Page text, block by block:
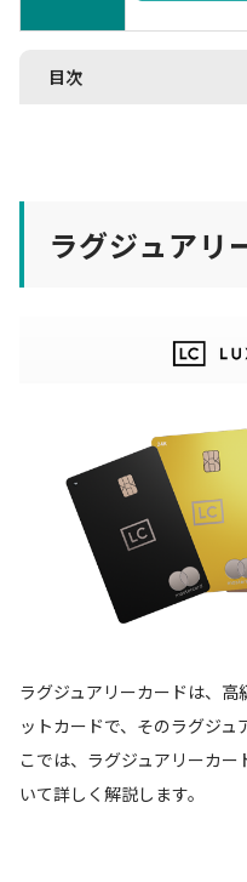
目次
ラグジュアリ
ラグジュアリーカードは、
ットカードで、そのラグジ
こでは、ラグジュアリーカ
いて詳しく解説します。